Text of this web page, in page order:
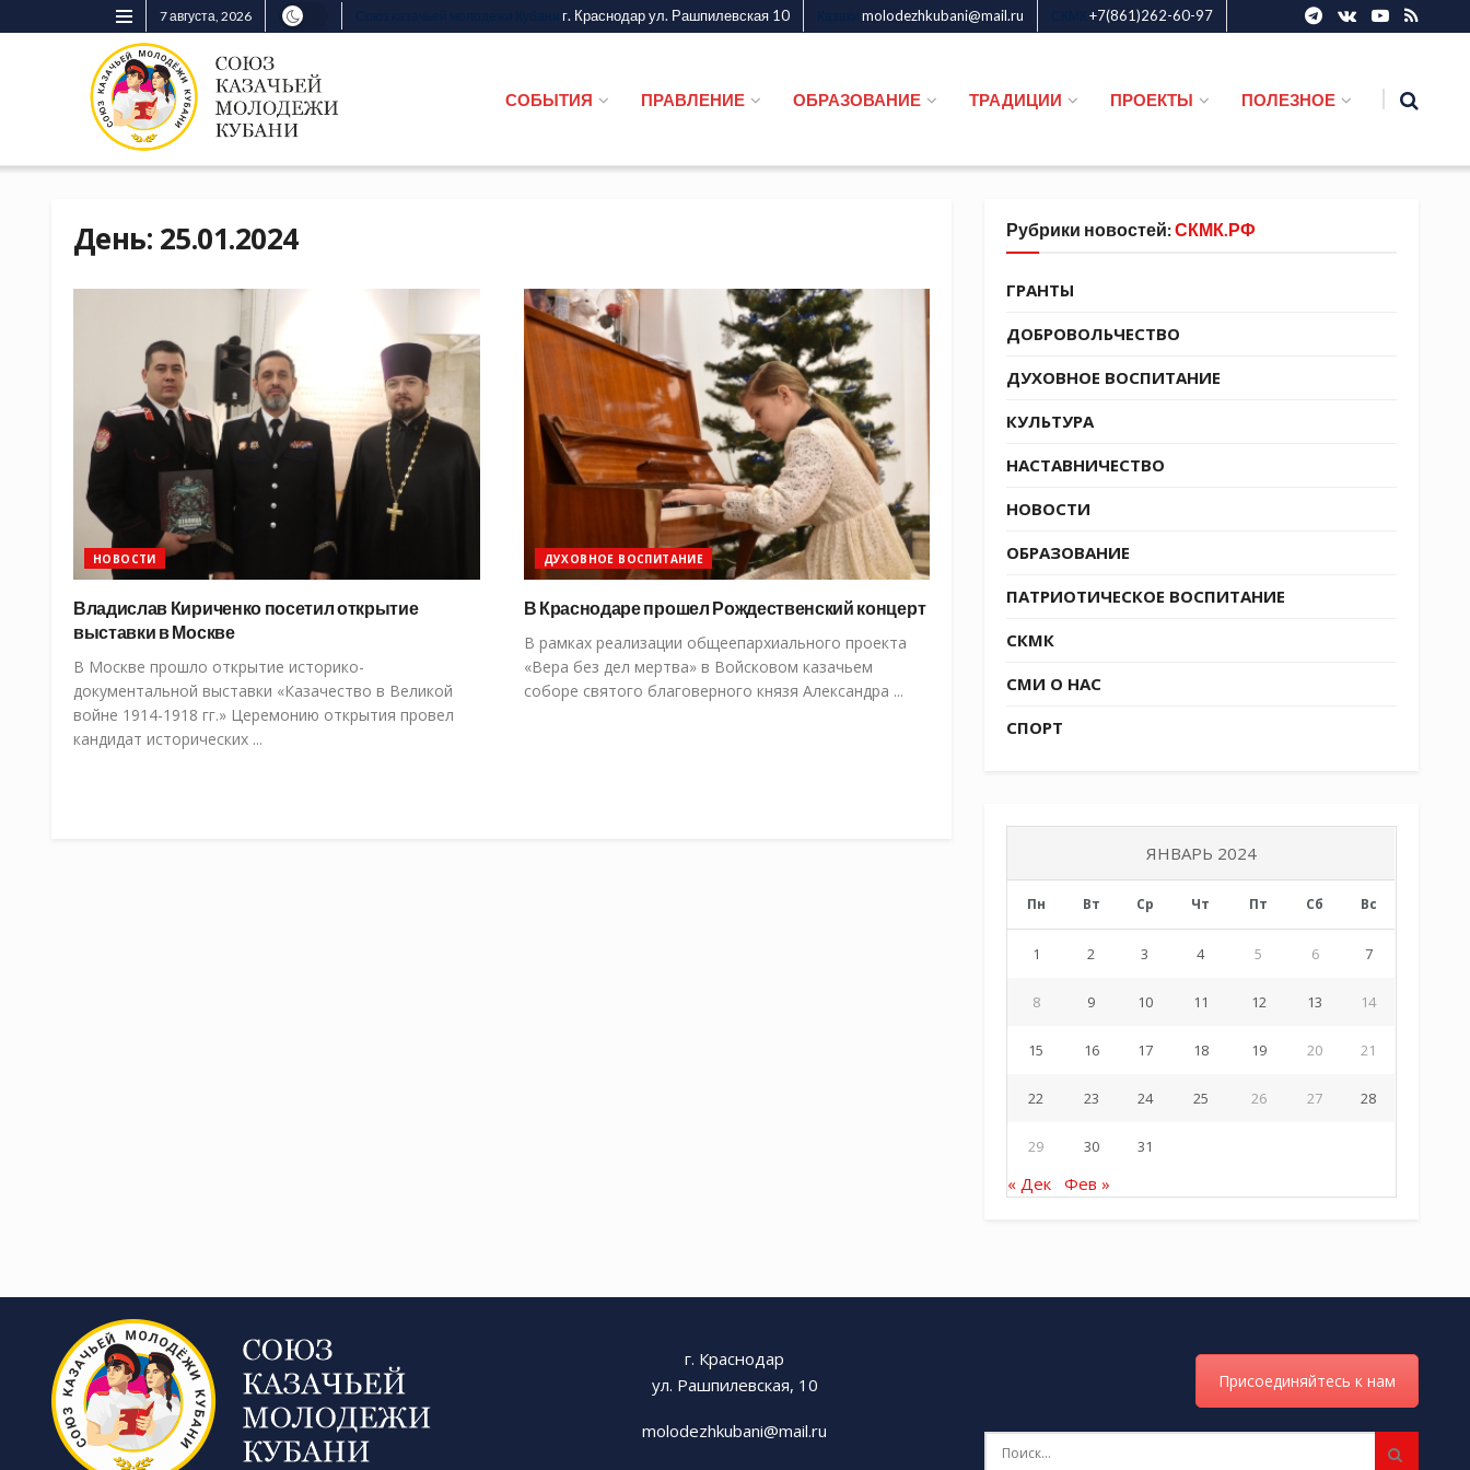
7 августа, 2026 г. Краснодар ул. Рашпилевская 10 molodezhkubani@mail.ru +7(861)262-60-97
СОБЫТИЯ ПРАВЛЕНИЕ ОБРАЗОВАНИЕ ТРАДИЦИИ ПРОЕКТЫ ПОЛЕЗНОЕ
День: 25.01.2024
НОВОСТИ
Владислав Кириченко посетил открытие
выставки в Москве
В Москве прошло открытие историко-
документальной выставки «Казачество в Великой
войне 1914-1918 гг.» Церемонию открытия провел
кандидат исторических ...
ДУХОВНОЕ ВОСПИТАНИЕ
В Краснодаре прошел Рождественский концерт
В рамках реализации общеепархиального проекта
«Вера без дел мертва» в Войсковом казачьем
соборе святого благоверного князя Александра ...
Рубрики новостей:СКМК.РФ
ГРАНТЫ
ДОБРОВОЛЬЧЕСТВО
ДУХОВНОЕ ВОСПИТАНИЕ
КУЛЬТУРА
НАСТАВНИЧЕСТВО
НОВОСТИ
ОБРАЗОВАНИЕ
ПАТРИОТИЧЕСКОЕ ВОСПИТАНИЕ
СКМК
СМИ О НАС
СПОРТ
ЯНВАРЬ 2024
Пн Вт Ср Чт Пт Сб Вс
1 2 3 4 5 6 7
8 9 10 11 12 13 14
15 16 17 18 19 20 21
22 23 24 25 26 27 28
29 30 31
« Дек Фев »
г. Краснодар
ул. Рашпилевская, 10
molodezhkubani@mail.ru
Присоединяйтесь к нам